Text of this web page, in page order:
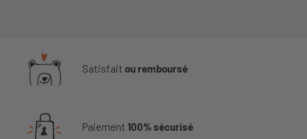
Satisfait ou remboursé
Paiement 100% sécurisé